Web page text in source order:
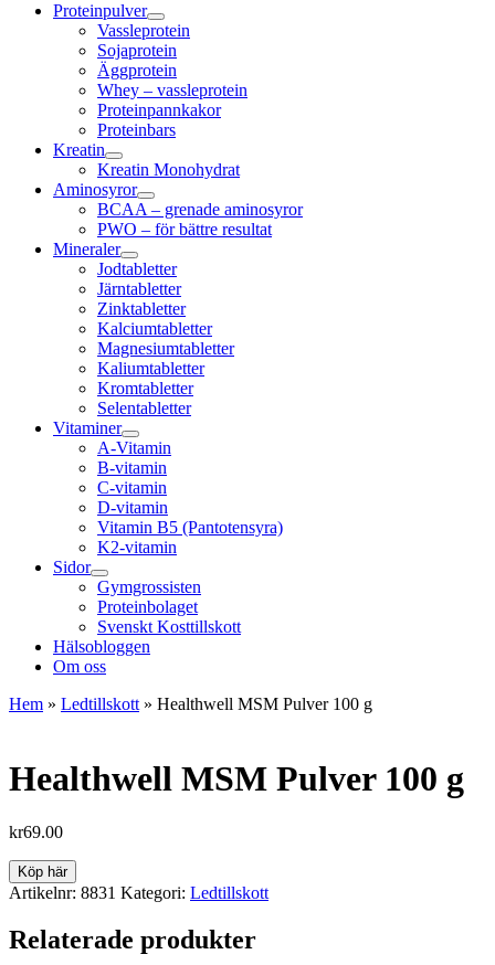
Proteinpulver
Vassleprotein
Sojaprotein
Äggprotein
Whey – vassleprotein
Proteinpannkakor
Proteinbars
Kreatin
Kreatin Monohydrat
Aminosyror
BCAA – grenade aminosyror
PWO – för bättre resultat
Mineraler
Jodtabletter
Järntabletter
Zinktabletter
Kalciumtabletter
Magnesiumtabletter
Kaliumtabletter
Kromtabletter
Selentabletter
Vitaminer
A-Vitamin
B-vitamin
C-vitamin
D-vitamin
Vitamin B5 (Pantotensyra)
K2-vitamin
Sidor
Gymgrossisten
Proteinbolaget
Svenskt Kosttillskott
Hälsobloggen
Om oss
Hem » Ledtillskott » Healthwell MSM Pulver 100 g
Healthwell MSM Pulver 100 g
kr69.00
Köp här
Artikelnr: 8831 Kategori: Ledtillskott
Relaterade produkter